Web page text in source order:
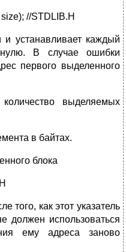
//STDLIB.H
устанавливает каждый
В случае ошибки
первого выделенного
выделяемых
в байтах.
блока
того, как этот указатель
должен использоваться
ему адреса заново